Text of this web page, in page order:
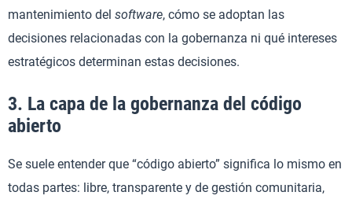
mantenimiento del software, cómo se adoptan las
decisiones relacionadas con la gobernanza ni qué intereses
estratégicos determinan estas decisiones.
3. La capa de la gobernanza del código
abierto
Se suele entender que “código abierto” significa lo mismo en
todas partes: libre, transparente y de gestión comunitaria,